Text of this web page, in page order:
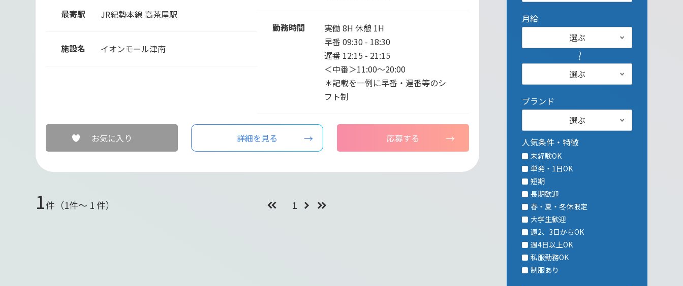
最寄駅 JR紀勢本線 高茶屋駅
施設名 イオンモール津南
勤務時間
実働 8H 休憩 1H
早番 09:30 - 18:30
遅番 12:15 - 21:15
＜中番＞11:00～20:00
＊記載を一例に早番・遅番等のシ
フト制
お気に入り 詳細を見る 応募する
1件（1件〜 1 件） 1
月給
選ぶ
選ぶ
ブランド
選ぶ
人気条件・特徴
未経験OK
単発・1日OK
短期
長期歓迎
春・夏・冬休限定
大学生歓迎
週2、3日からOK
週4日以上OK
私服勤務OK
制服あり